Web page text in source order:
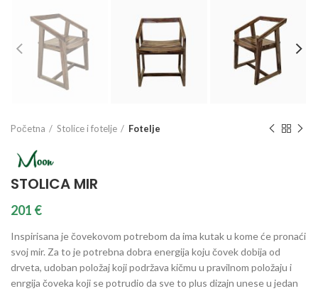
Početna Stolice i fotelje Fotelje
STOLICA MIR
201 €
Inspirisana je čovekovom potrebom da ima kutak u kome će pronaći
svoj mir. Za to je potrebna dobra energija koju čovek dobija od
drveta, udoban položaj koji podržava kičmu u pravilnom položaju i
enrgija čoveka koji se potrudio da sve to plus dizajn unese u jedan